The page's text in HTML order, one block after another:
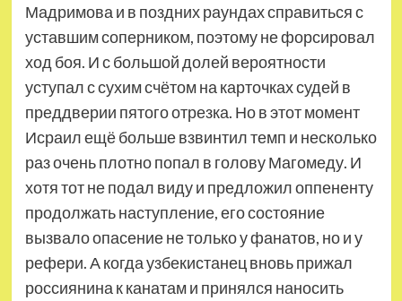
Мадримова и в поздних раундах справиться с
уставшим соперником, поэтому не форсировал
ход боя. И с большой долей вероятности
уступал с сухим счётом на карточках судей в
преддверии пятого отрезка. Но в этот момент
Исраил ещё больше взвинтил темп и несколько
раз очень плотно попал в голову Магомеду. И
хотя тот не подал виду и предложил оппененту
продолжать наступление, его состояние
вызвало опасение не только у фанатов, но и у
рефери. А когда узбекистанец вновь прижал
россиянина к канатам и принялся наносить